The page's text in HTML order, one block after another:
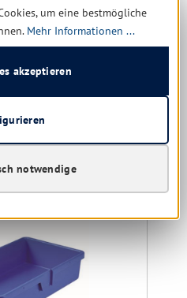
1-5 Tage
30,63 € *
um eine bestmögliche
Mehr Informationen ...
notwendige
akzeptieren